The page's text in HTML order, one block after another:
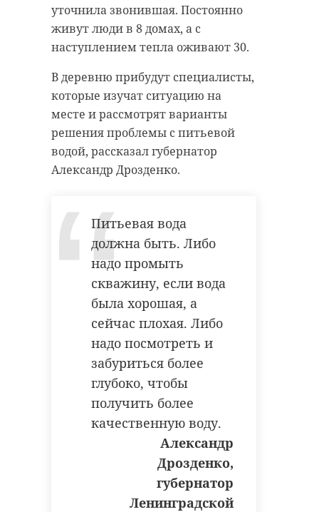
уточнила звонившая. Постоянно
живут люди в 8 домах, а с
наступлением тепла оживают 30.
В деревню прибудут специалисты,
которые изучат ситуацию на
месте и рассмотрят варианты
решения проблемы с питьевой
водой, рассказал губернатор
Александр Дрозденко.
Питьевая вода
должна быть. Либо
надо промыть
скважину, если вода
была хорошая, а
сейчас плохая. Либо
надо посмотреть и
забуриться более
глубоко, чтобы
получить более
качественную воду.
Александр
Дрозденко,
губернатор
Ленинградской
Это двухквартирный
муниципальный дом.
понимаю, у нас
сейчас, видимо,
малоквартирные
дома, которые
признаны
за счет
внепрограммной
части. Потому что на
федеральном уровне
приняли решение
исключить
малоквартирные
дома из общей
программы.
Александр
Дрозденко,
губернатор
Ленинградской
области